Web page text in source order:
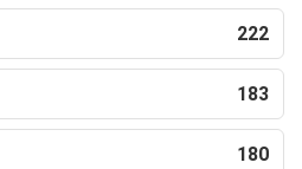
222
183
180